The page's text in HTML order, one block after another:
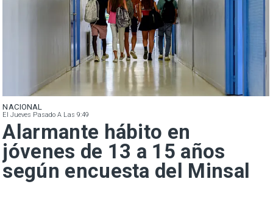
NACIONAL
El Jueves Pasado A Las 9:49
Alarmante hábito en
jóvenes de 13 a 15 años
según encuesta del Minsal